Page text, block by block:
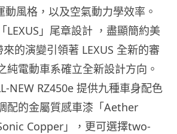
風格，以及空氣動力學效率。
LEXUS」尾章設計 ，盡顯簡約美
來的演變引領著 LEXUS 全新的審
純電動車系確立全新設計方向。
NEW RZ450e 提供九種車身配色
配的金屬質感車漆「Aether
Copper」，更可選擇two-